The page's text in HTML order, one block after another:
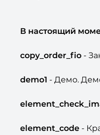
В настоящий
copy_order_fio -
demo1 - Демо.
element_code -